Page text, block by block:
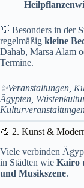
💡 Besonders in der
regelmäßig kleine
Dahab, Marsa Alam
Termine.
✨Veranstaltungen,
Ägypten,
🎨 2. Kunst &
Viele verbinden
in Städten wie Kairo
und Musikszene.